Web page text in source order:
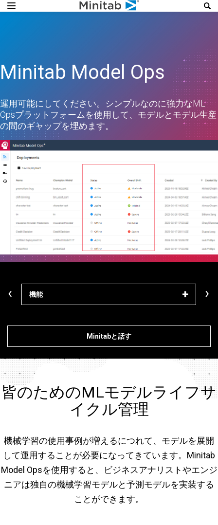
Minitab Model Ops
運用可能にしてください。シンプルなのに強力なML
Opsプラットフォームを使用して、モデルとモデル生産
の間のギャップを埋めます。
機能 学ぶ
‹ ›
Minitabと話す
皆のためのMLモデルライフサ
イクル管理
機械学習の使用事例が増えるにつれて、モデルを展開
して運用することが必要になってきています。Minitab
Model Opsを使用すると、ビジネスアナリストやエンジ
ニアは独自の機械学習モデルと予測モデルを実装する
ことができます。